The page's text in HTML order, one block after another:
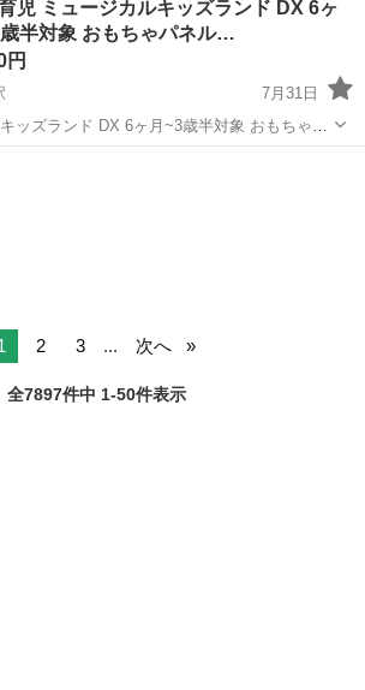
用可★《宮城県黒川郡大和町》 人気の工
設備...
ッズランド DX 6ヶ
歳半対象 おもちゃパネル…
円
7月31日
ッズランド DX 6ヶ月~3歳半対象 おもちゃパ
ございますが、ま
2 3 ... 次へ
全7897件中 1-50件表示